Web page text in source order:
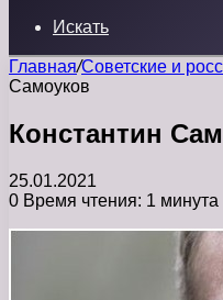
Искать
Главная/Советские и
Самоуков
Константин
25.01.2021
0 Время чтения: 1 минута